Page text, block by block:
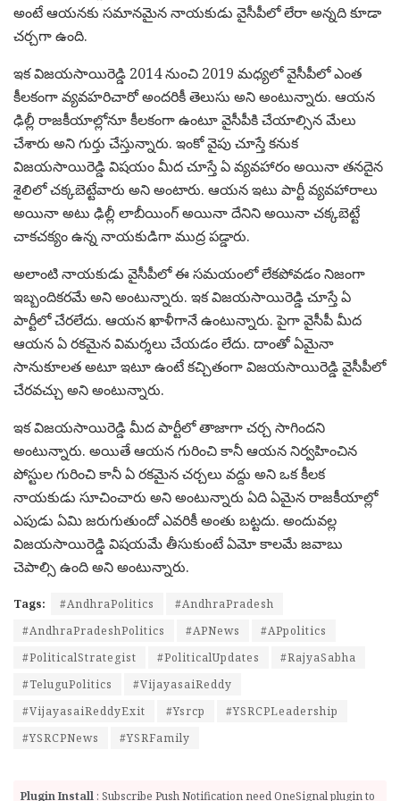
అంటే ఆయనకు సమానమైన నాయకుడు వైసీపీలో లేరా అన్నది కూడా
చర్చగా ఉంది.
ఇక విజయసాయిరెడ్డి 2014 నుంచి 2019 మధ్యలో వైసీపీలో ఎంత
కీలకంగా వ్యవహరిచారో అందరికీ తెలుసు అని అంటున్నారు. ఆయన
ఢిల్లీ రాజకీయాల్లోనూ కీలకంగా ఉంటూ వైసీపీకి చేయాల్సిన మేలు
చేశారు అని గుర్తు చేస్తున్నారు. ఇంకో వైపు చూస్తే కనుక
విజయసాయిరెడ్డి విషయం మీద చూస్తే ఏ వ్యవహారం అయినా తనదైన
శైలిలో చక్కబెట్టేవారు అని అంటారు. ఆయన ఇటు పార్టీ వ్యవహారాలు
అయినా అటు ఢిల్లీ లాబీయింగ్ అయినా దేనిని అయినా చక్కబెట్టే
చాకచక్యం ఉన్న నాయకుడిగా ముద్ర పడ్డారు.
అలాంటి నాయకుడు వైసీపీలో ఈ సమయంలో లేకపోవడం నిజంగా
ఇబ్బందికరమే అని అంటున్నారు. ఇక విజయసాయిరెడ్డి చూస్తే ఏ
పార్టీలో చేరలేదు. ఆయన ఖాళీగానే ఉంటున్నారు. పైగా వైసీపీ మీద
ఆయన ఏ రకమైన విమర్శలు చేయడం లేదు. దాంతో ఏమైనా
సానుకూలత అటూ ఇటూ ఉంటే కచ్చితంగా విజయసాయిరెడ్డి వైసీపీలో
చేరవచ్చు అని అంటున్నారు.
ఇక విజయసాయిరెడ్డి మీద పార్టీలో తాజాగా చర్చ సాగిందని
అంటున్నారు. అయితే ఆయన గురించి కానీ ఆయన నిర్వహించిన
పోస్టుల గురించి కానీ ఏ రకమైన చర్చలు వద్దు అని ఒక కీలక
నాయకుడు సూచించారు అని అంటున్నారు ఏది ఏమైన రాజకీయాల్లో
ఎపుడు ఏమి జరుగుతుందో ఎవరికీ అంతు బట్టదు. అందువల్ల
విజయసాయిరెడ్డి విషయమే తీసుకుంటే ఏమో కాలమే జవాబు
చెపాల్సి ఉంది అని అంటున్నారు.
Tags: #AndhraPolitics
#AndhraPradesh
#AndhraPradeshPolitics
#APNews
#APpolitics
#PoliticalStrategist
#PoliticalUpdates
#RajyaSabha
#TeluguPolitics
#VijayasaiReddy
#VijayasaiReddyExit
#Ysrcp
#YSRCPLeadership
#YSRCPNews
#YSRFamily
Plugin Install : Subscribe Push Notification need OneSignal plugin to